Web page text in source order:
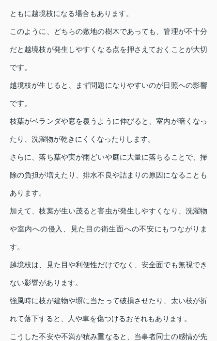
ともに越境枝になる場合もあります。
このように、どちらの敷地の樹木であっても、管理が不十分
だと越境枝が発生しやすくなる点を押さえておくことが大切
です。
越境枝が生じると、まず問題になりやすいのが日照への影響
です。
枝葉がベランダや窓を覆うように伸びると、室内が暗くなっ
たり、洗濯物が乾きにくくなったりします。
さらに、落ち葉や実が雨どいや庭に大量に落ちることで、掃
除の負担が増えたり、排水不良や詰まりの原因になることも
あります。
加えて、枝葉が生い茂ると害虫が発生しやすくなり、洗濯物
や室内への侵入、見た目の衛生面への不安にもつながりま
す。
越境枝は、見た目や利便性だけでなく、安全面でも無視でき
ない影響があります。
強風時に枝が建物や塀に当たって破損させたり、太い枝が折
れて落下すると、人や車を傷つけるおそれもあります。
こうした不安や不満が積み重なると、当事者同士の感情が先